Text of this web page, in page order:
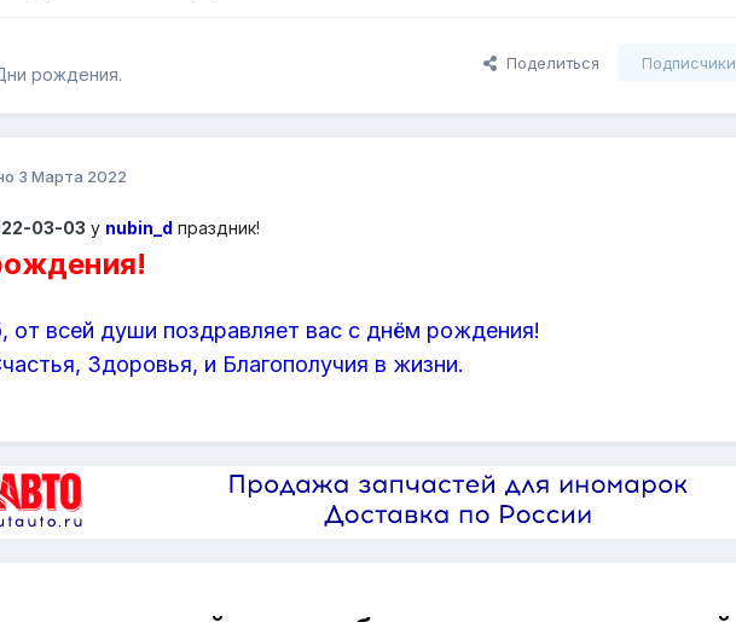
рождения.
Поделиться Подписчики
3 Марта 2022
03-03 у nubin_d праздник!
от всей души поздравляет вас с днём рождения!
Здоровья, и Благополучия в жизни.